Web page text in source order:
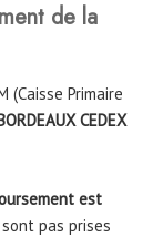
de la
(Caisse Primaire
CEDEX
est
pas prises